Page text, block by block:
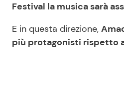
Festival la musica sarà
E in questa direzione,
più protagonisti rispetto